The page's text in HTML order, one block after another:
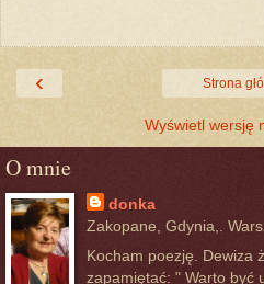
‹ Strona
Wyświetl wersję
O mnie
donka
Zakopane, Gdynia,.
Kocham poezję. Dewiza
zapamiętać: " Warto być